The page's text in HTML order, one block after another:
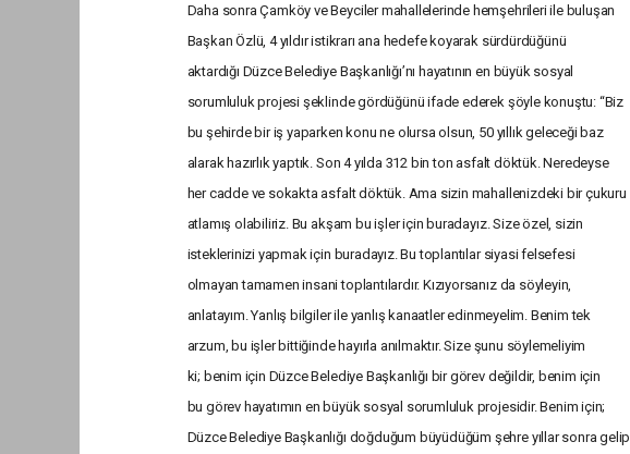
Daha sonra Çamköy ve Beyciler mahallelerinde hemşehrileri ile buluşan
Başkan Özlü, 4 yıldır istikrarı ana hedefe koyarak sürdürdüğünü
aktardığı Düzce Belediye Başkanlığı’nı hayatının en büyük sosyal
sorumluluk projesi şeklinde gördüğünü ifade ederek şöyle konuştu: “Biz
bu şehirde bir iş yaparken konu ne olursa olsun, 50 yıllık geleceği baz
alarak hazırlık yaptık. Son 4 yılda 312 bin ton asfalt döktük. Neredeyse
her cadde ve sokakta asfalt döktük. Ama sizin mahallenizdeki bir çukuru
atlamış olabiliriz. Bu akşam bu işler için buradayız. Size özel, sizin
isteklerinizi yapmak için buradayız. Bu toplantılar siyasi felsefesi
olmayan tamamen insani toplantılardır. Kızıyorsanız da söyleyin,
anlatayım. Yanlış bilgiler ile yanlış kanaatler edinmeyelim. Benim tek
arzum, bu işler bittiğinde hayırla anılmaktır. Size şunu söylemeliyim
ki; benim için Düzce Belediye Başkanlığı bir görev değildir, benim için
bu görev hayatımın en büyük sosyal sorumluluk projesidir. Benim için;
Düzce Belediye Başkanlığı doğduğum büyüdüğüm şehre yıllar sonra gelip